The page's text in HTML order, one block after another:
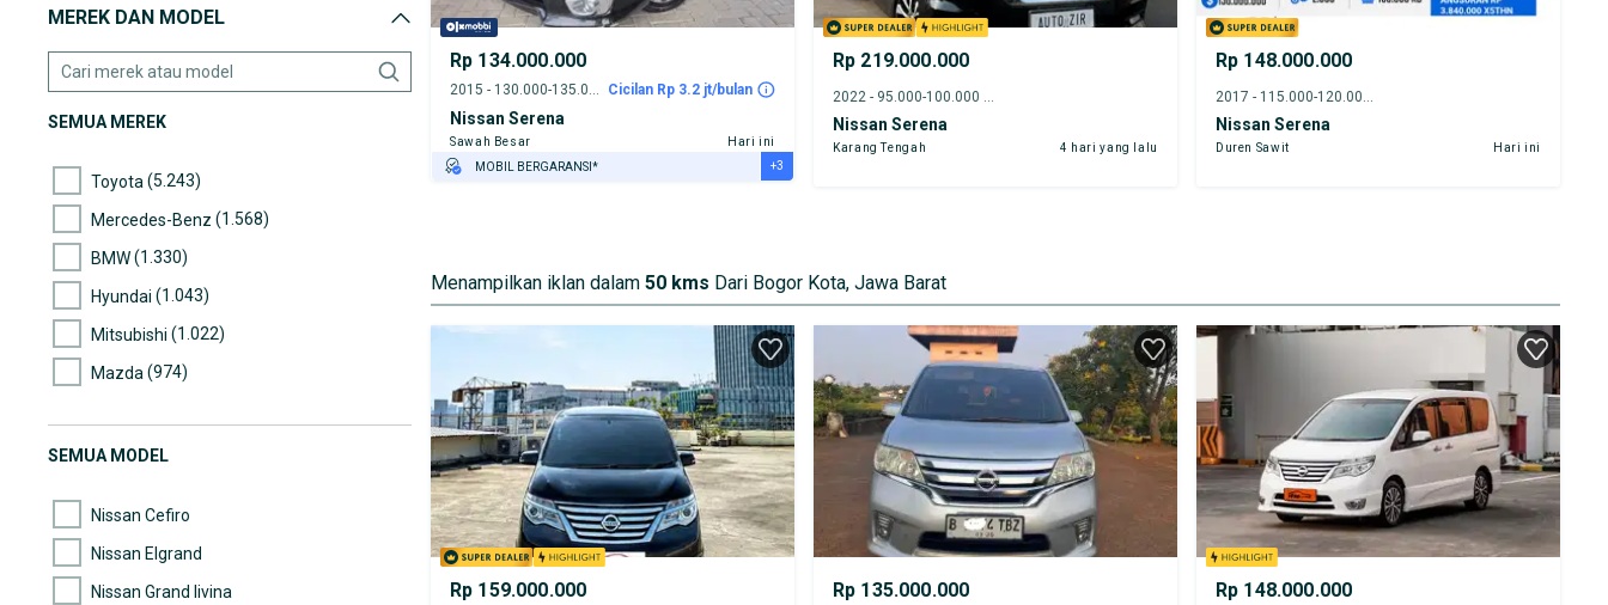
MEREK DAN MODEL
SEMUA MEREK
Toyota (5.243)
Mercedes-Benz (1.568)
BMW(1.330)
Hyundai (1.043)
Mitsubishi (1.022)
Mazda (974)
Nissan (644)
SEMUA MODEL
Nissan Cefiro
Nissan Elgrand
Nissan Grand livina
Rp 134.000.000
2015 - 130.000-135.000 km Cicilan Rp 3.2 jt/bulan
Nissan Serena
Sawah Besar
Hari ini
MOBIL BERGARANSI*
+3
Rp 219.000.000
2022 - 95.000-100.000 km
Nissan Serena
Karang Tengah 4 hari yang lalu
Rp 148.000.000
2017 - 115.000-120.000 km
Nissan Serena
Duren Sawit Hari ini
Menampilkan iklan dalam 50 kms Dari Bogor Kota, Jawa Barat
Rp 159.000.000 Rp 135.000.000 Rp 148.000.000